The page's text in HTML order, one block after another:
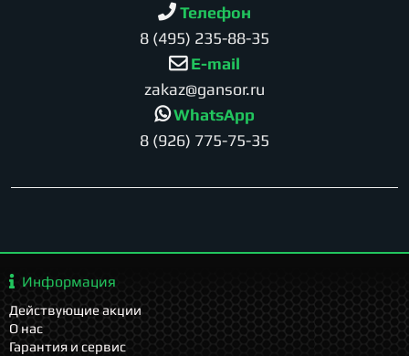
Телефон
8 (495) 235-88-35
E-mail
zakaz@gansor.ru
WhatsApp
8 (926) 775-75-35
Информация
Действующие акции
О нас
Гарантия и сервис